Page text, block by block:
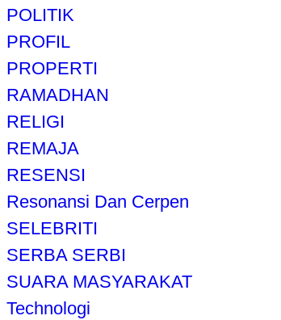
POLITIK
PROFIL
PROPERTI
RAMADHAN
RELIGI
REMAJA
RESENSI
Resonansi Dan Cerpen
SELEBRITI
SERBA SERBI
SUARA MASYARAKAT
Technologi